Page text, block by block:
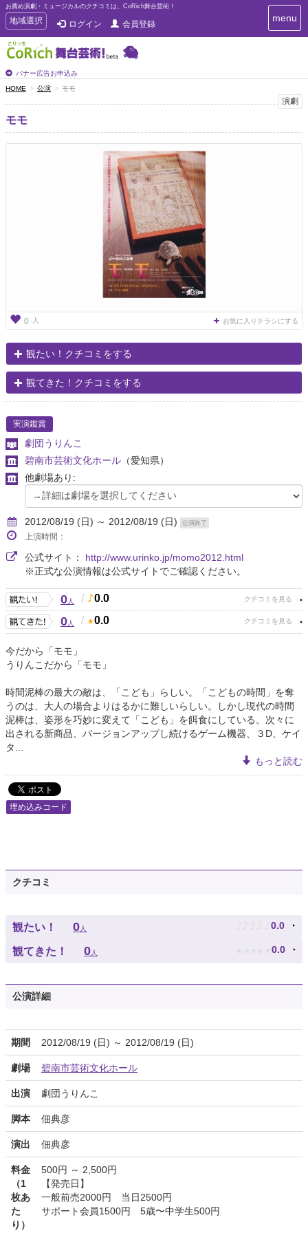
お薦め演劇・ミュージカルのクチコミは、CoRich舞台芸術！
T
o
g
g
e
n
a
i
地域選択 ログイン 会員登録
バナー広告お申込み
T
o
i
menu
HOME 公演 モモ
演劇
モモ
0 人 お気に入りチラシにする
観たい！クチコミをする
観てきた！クチコミをする
実演鑑賞
劇団うりんこ
碧南市芸術文化ホール （愛知県）
他劇場あり:
2012/08/19 (日) ～ 2012/08/19 (日) 公演終了
上演時間：
公式サイト： http://www.urinko.jp/momo2012.html
※正式な公演情報は公式サイトでご確認ください。
0人 / 0.0
0人 / 0.0
今だから「モモ」
うりんこだから「モモ」
時間泥棒の最大の敵は、「こども」らしい。「こどもの時間」を奪
うのは、大人の場合よりはるかに難しいらしい。しかし現代の時間
泥棒は、姿形を巧妙に変えて「こども」を餌食にしている。次々に
出される新商品、バージョンアップし続けるゲーム機器、３D、ケイ
タ...
もっと読む
埋め込みコード
クチコミ
観たい！ 0人 ♪ ♪ ♪ ♪ ♪ 0.0
観てきた！ 0人 ★ ★ ★ ★ ★ 0.0
公演詳細
期間 2012/08/19 (日) ～ 2012/08/19 (日)
劇場 碧南市芸術文化ホール
出演 劇団うりんこ
脚本 佃典彦
演出 佃典彦
料金
（1
枚あ
た
り）
500円 ～ 2,500円
【発売日】
一般前売2000円 当日2500円
サポート会員1500円 5歳〜中学生500円